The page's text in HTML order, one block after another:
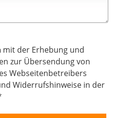
mit der Erhebung und
zur Übersendung von
Webseitenbetreibers
Widerrufshinweise in der